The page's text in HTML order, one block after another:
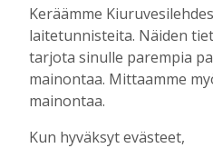
Keräämme
laitetunnisteita. Näiden
tarjota sinulle parempia
mainontaa. Mittaamme
mainontaa.
Kun hyväksyt evästeet,